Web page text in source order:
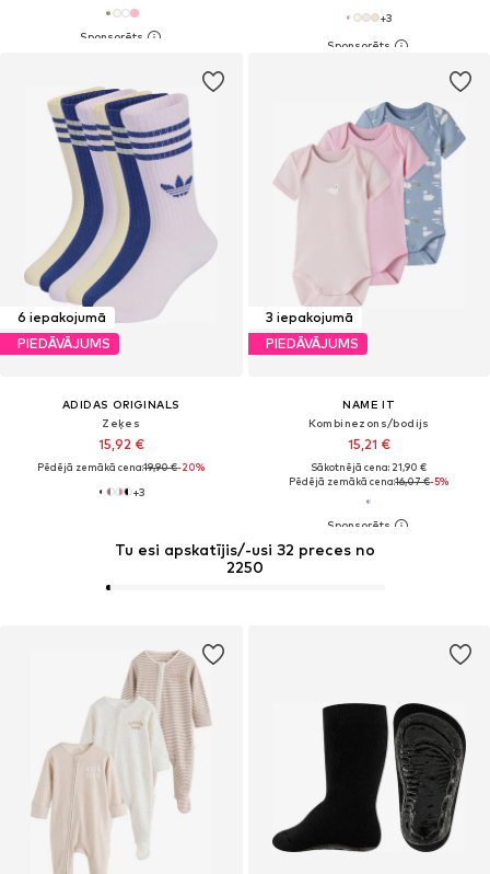
+3
6 iepakojumā
PIEDĀVĀJUMS
ADIDAS ORIGINALS
Zeķes
15,92 €
Pēdējā zemākā cena:19,90 €-20%
+3
Tu esi apskatījis/-usi 32 preces no
2250
3 iepakojumā
PIEDĀVĀJUMS
NAME IT
Kombinezons/bodijs
15,21 €
Sākotnējā cena: 21,90 €
Pēdējā zemākā cena:16,07 €-5%